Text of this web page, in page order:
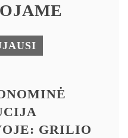
GRILIO